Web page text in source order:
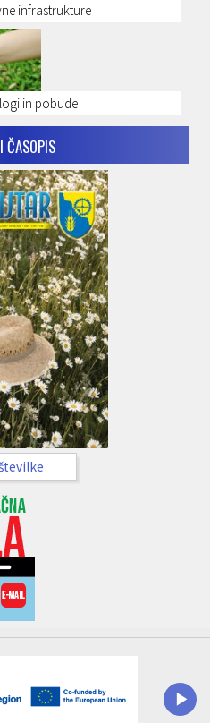
infrastrukture
in pobude
ČASOPIS